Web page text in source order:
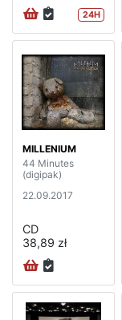
24H
MILLENIUM
44 Minutes
(digipak)
22.09.2017
CD
38,89 zł